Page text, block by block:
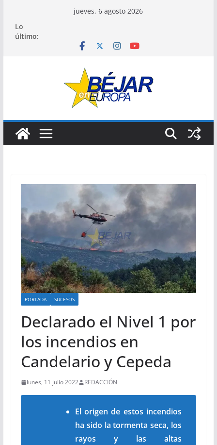
contenido
jueves, 6 agosto 2026
Lo
último:
PORTADA SUCESOS
Declarado el Nivel 1 por
los incendios en
Candelario y Cepeda
lunes, 11 julio 2022 REDACCIÓN
El origen de estos incendios
ha sido la tormenta seca, los
rayos y las altas